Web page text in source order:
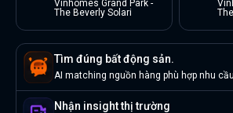
Vinhomes Grand Park -
The Beverly Solari
Tìm đúng bất động sản.
AI matching nguồn hàng phù hợp nhu cầu
Nhận insight thị trường